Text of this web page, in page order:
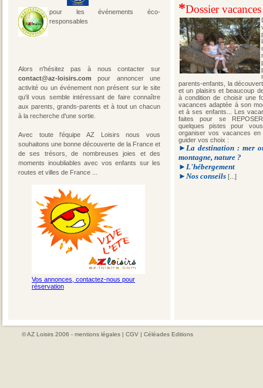
pour les événements éco-
responsables
Alors n'hésitez pas à nous contacter sur
contact@az-loisirs.com pour annoncer une
activité ou un événement non présent sur le site
qu'il vous semble intéressant de faire connaître
aux parents, grands-parents et à tout un chacun
à la recherche d'une sortie.
Avec toute l'équipe AZ Loisirs nous vous
souhaitons une bonne découverte de la France et
de ses trésors, de nombreuses joies et des
moments inoubliables avec vos enfants sur les
routes et villes de France ...
Vos annonces, contactez-nous pour
réservation
*Dossier
parents-enfants, la
et un plaisirs et beaucoup
à condition de choisir une
vacances adaptée à son
et à ses enfants... Les
faites pour se
quelques pistes pour
organiser vos vacances en
guider vos choix :
► La destination : mer
montagne, nature ?
► L'hébergement
► Nos conseils [...]
© AZ Loisirs 2006 - mentions légales | CGV | Céléades Editions